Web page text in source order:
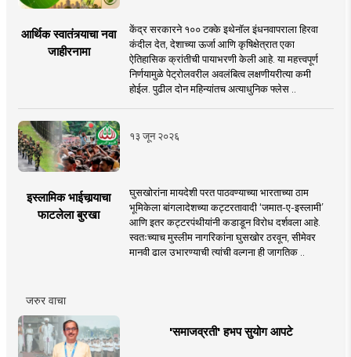
आर्थिक स्वातंत्र्याचा नवा
जाहीरनामा
केंद्र सरकारने १०० टक्के इथेनॉल इंधनवापराला हिरवा
कंदील देत, देशाच्या ऊर्जा आणि कृषिक्षेत्रात एका
ऐतिहासिक क्रांतीची पायाभरणी केली आहे. या महत्त्वपूर्ण
निर्णयामुळे पेट्रोलवरील अवलंबित्व लक्षणीयरीत्या कमी
होईल. पुढील दोन महिन्यांतच अत्याधुनिक फ्लेस ..
१३ जून २०२६
इस्लामिक भाईचार्‍याचा
फाटलेला बुरखा
घुसखोरांना मायदेशी परत पाठवण्याच्या भारताच्या ठाम
भूमिकेला बांगलादेशच्या कट्टरतावादी ‘जमात-ए-इस्लामी’
आणि इतर कट्टरपंथीयांनी कडाडून विरोध दर्शवला आहे.
स्वतःच्याच मुस्लीम नागरिकांना घुसखोर ठरवून, सीमेवर
मानवी ढाल उभारण्याची त्यांची वल्गना ही जागतिक ..
जरुर वाचा
'समाजव्रती' हभप सुयोग आपटे